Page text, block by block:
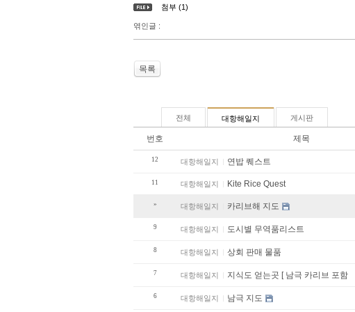
첨부 (1)
엮인글 :
목록
전체 대항해일지 게시판
번호 제목
12 대항해일지 연밥 퀘스트
11 대항해일지 Kite Rice Quest
» 대항해일지 카리브해 지도
9 대항해일지 도시별 무역품리스트
8 대항해일지 상회 판매 물품
7 대항해일지 지식도 얻는곳 [ 남극 카리브 포함
6 대항해일지 남극 지도